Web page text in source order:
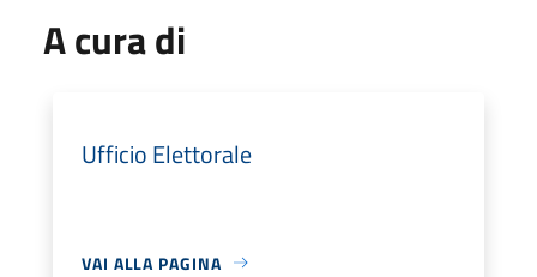
A cura di
Ufficio Elettorale
VAI ALLA PAGINA